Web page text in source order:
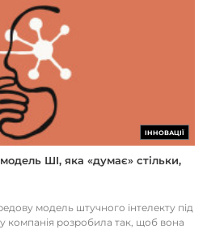
ІННОВАЦІЇ
ШІ, яка «думає» стільки,
модель штучного інтелекту під
компанія розробила так, щоб вона